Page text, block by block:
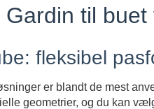
til
fleksibel
er blandt de mest
geometrier, og du kan